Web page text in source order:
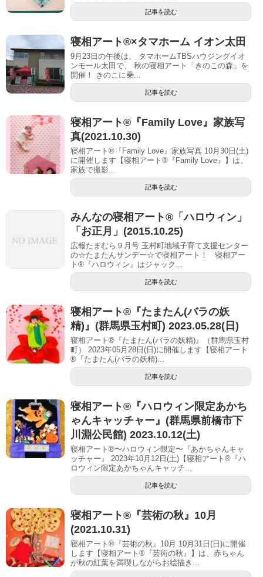
記事を読む
寝相アート®︎×タマホーム イオン太田
9月23日の午後は、 タマホームTBSハウジングイオ
ンモール太田で、 秋の寝相アート「きのこの森」を
開催！ きのこに乗...
記事を読む
寝相アート®『Family Love』家族写
真(2021.10.30)
寝相アート®『Family Love』家族写真 10月30日(土)
に開催します【寝相アート®︎『Family Love』】は、
家族で撮影...
記事を読む
みんなの寝相アート®「ハロウィン」
「お正月」(2015.10.25)
広報たまむら９月号 玉村町地域子育て支援センター
の☆たまたんサンデー☆で寝相アート！ 寝相アー
ト®『ハロウィン』はジャック...
記事を読む
寝相アート®︎『たまたん(バラの妖
精)』(群馬県玉村町) 2023.05.28(日)
寝相アート®『たまたん(バラの妖精)』（群馬県玉村
町） 2023年05月28日(日)に開催します【寝相アート
®︎『たまたん(バラの妖精)...
記事を読む
寝相アート®︎『ハロウィン限定あかち
ゃんキャッチャー』(群馬県前橋市下
川淵公民館) 2023.10.12(土)
寝相アート®〜ハロウィン限定〜『あかちゃんキャ
ッチャー』 2023年10月12日(土)【寝相アート®︎『ハ
ロウィン限定あかちゃんキャッチ...
記事を読む
寝相アート®︎『芸術の秋』10月
(2021.10.31)
寝相アート®『芸術の秋』10月 10月31日(日)に開催
します【寝相アート®︎『芸術の秋』】は、赤ちゃん
が秋の紅葉を満喫しながらお絵描き...